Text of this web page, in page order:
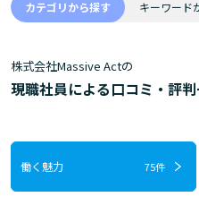
カテゴリから探す キーワード
株式会社Massive Actの
現職社員による口コミ・評判
働く魅力 75件